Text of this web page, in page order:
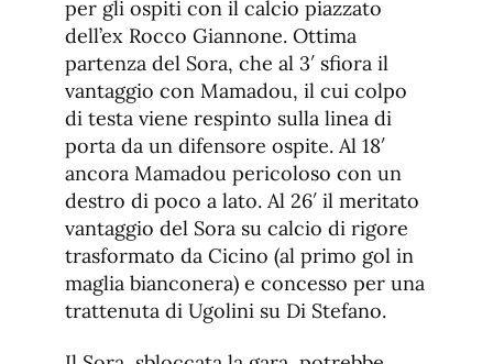
per gli ospiti con il calcio piazzato
dell’ex Rocco Giannone. Ottima
partenza del Sora, che al 3′ sfiora il
vantaggio con Mamadou, il cui colpo
di testa viene respinto sulla linea di
porta da un difensore ospite. Al 18′
ancora Mamadou pericoloso con un
destro di poco a lato. Al 26′ il meritato
vantaggio del Sora su calcio di rigore
trasformato da Cicino (al primo gol in
maglia bianconera) e concesso per una
trattenuta di Ugolini su Di Stefano.